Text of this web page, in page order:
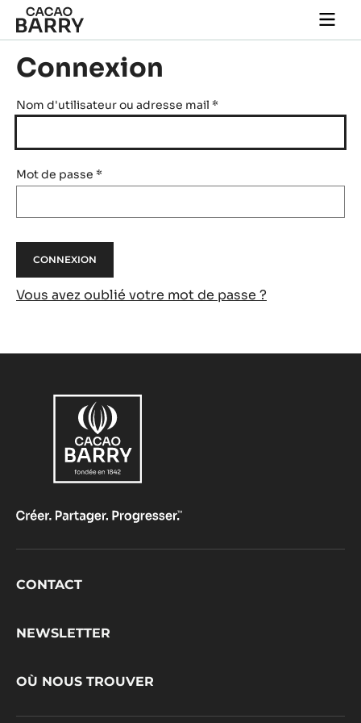
Skip to main content
main
Connexion
Nom d'utilisateur ou adresse mail *
Mot de passe *
Vous avez oublié votre mot de passe ?
Footer
CONTACT
NEWSLETTER
OÙ NOUS TROUVER